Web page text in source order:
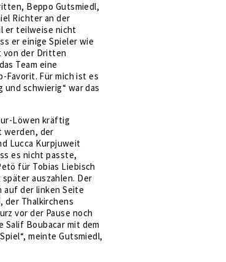
Beppo Gutsmiedl,
Richter an der
er teilweise nicht
er einige Spieler wie
von der Dritten
Team eine
Favorit. Für mich ist es
schwierig“ war das
Löwen kräftig
werden, der
Lucca Kurpjuweit
es nicht passte,
für Tobias Liebisch
auszahlen. Der
auf der linken Seite
der Thalkirchens
vor der Pause noch
Salif Boubacar mit dem
meinte Gutsmiedl,